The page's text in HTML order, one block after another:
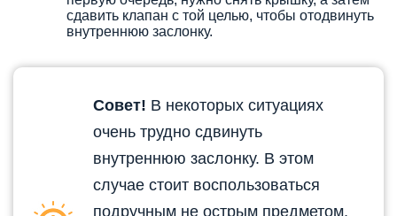
сдавить клапан с той целью, чтобы отодвинуть
внутреннюю заслонку.
Совет! В некоторых ситуациях
очень трудно сдвинуть
внутреннюю заслонку. В этом
случае стоит воспользоваться
подручным не острым предметом,